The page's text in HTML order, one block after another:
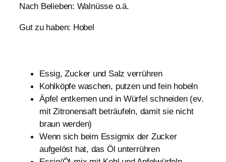
Nach Belieben: Walnüsse o.ä.
Gut zu haben: Hobel
Essig, Zucker und Salz verrühren
Kohlköpfe waschen, putzen und fein hobeln
Äpfel entkernen und in Würfel schneiden (ev.
mit Zitronensaft beträufeln, damit sie nicht
braun werden)
Wenn sich beim Essigmix der Zucker
aufgelöst hat, das Öl unterrühren